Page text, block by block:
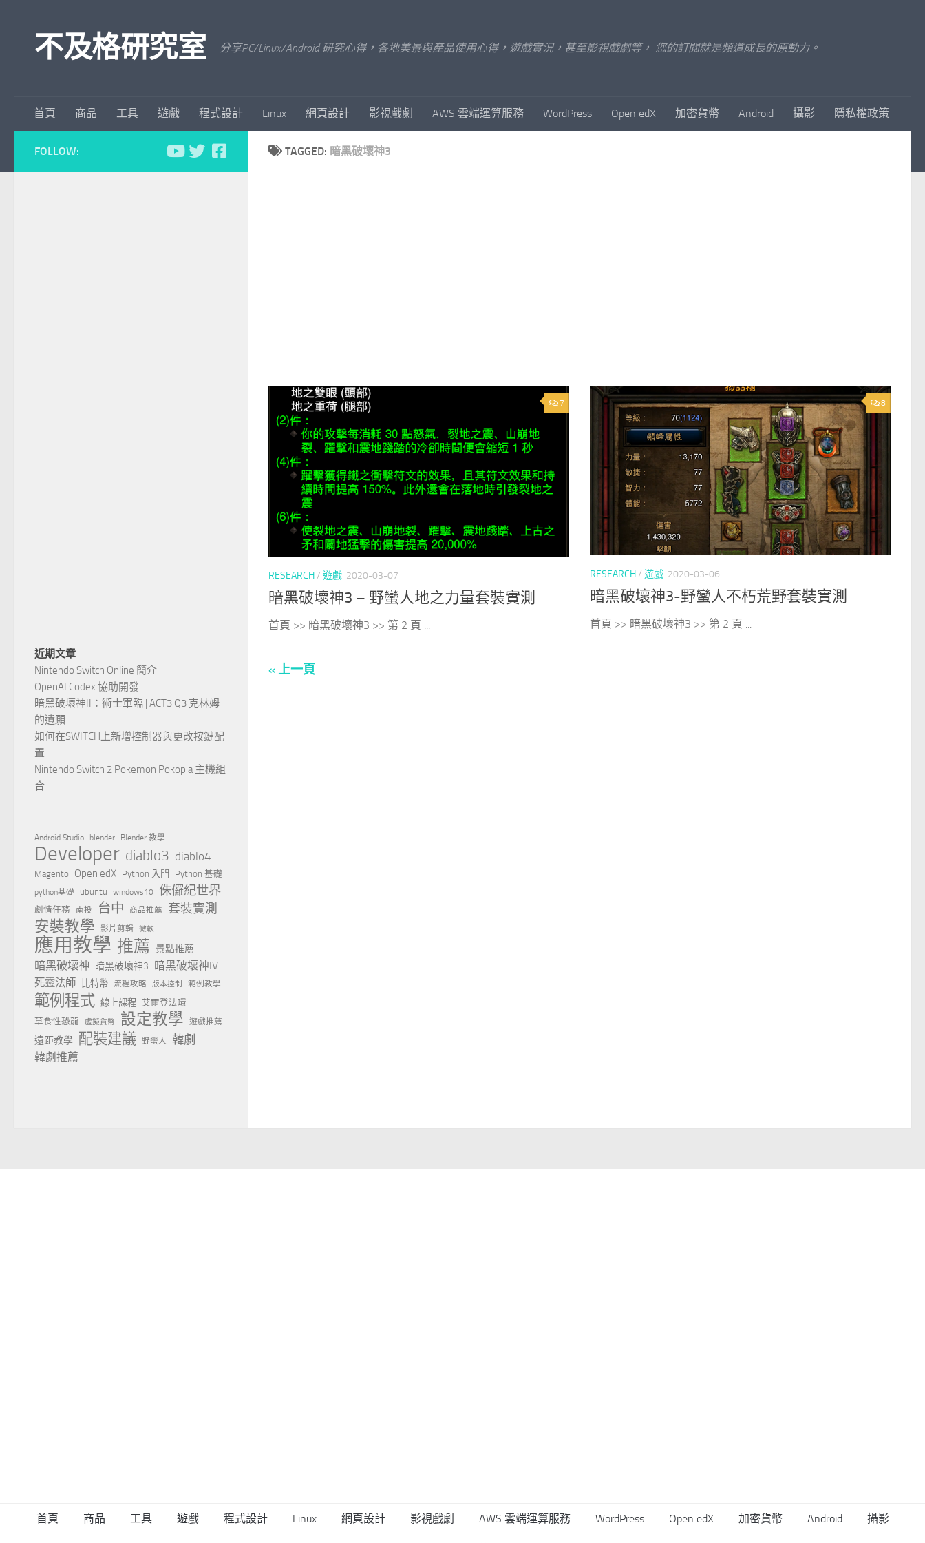
不及格研究室 分享PC/Linux/Android 研究心得，各地美景與產品使用心得，遊戲實況，甚至影視戲劇等， 您的訂閱就是頻道成長的原動力。
首頁 商品 工具 遊戲 程式設計 Linux 網頁設計 影視戲劇 AWS 雲端運算服務 WordPress Open edX 加密貨幣 Android 攝影 隱私權政策
TAGGED: 暗黑破壞神3
7
RESEARCH/ 遊戲 2020-03-07
暗黑破壞神3 – 野蠻人地之力量套裝實測
首頁 >> 暗黑破壞神3 >> 第 2 頁 ...
8
RESEARCH/ 遊戲 2020-03-06
暗黑破壞神3-野蠻人不朽荒野套裝實測
首頁 >> 暗黑破壞神3 >> 第 2 頁 ...
« 上一頁
FOLLOW:
近期文章
Nintendo Switch Online 簡介
OpenAI Codex 協助開發
暗黑破壞神II：術士軍臨 | ACT3 Q3 克林姆
的遺願
如何在SWITCH上新增控制器與更改按鍵配
置
Nintendo Switch 2 Pokemon Pokopia 主機組
合
Android Studio blender Blender 教學
Developer diablo3 diablo4
Magento Open edX Python 入門 Python 基礎
python基礎 ubuntu windows10 侏儸紀世界
劇情任務 南投 台中 商品推薦 套裝實測
安裝教學 影片剪輯 微軟
應用教學 推薦 景點推薦
暗黑破壞神 暗黑破壞神3 暗黑破壞神IV
死靈法師 比特幣 流程攻略 版本控制 範例教學
範例程式 線上課程
艾爾登法環
草食性恐龍
虛擬貨幣 設定教學 遊戲推薦
遠距教學 配裝建議 野蠻人 韓劇
韓劇推薦
首頁 商品 工具 遊戲 程式設計 Linux 網頁設計 影視戲劇 AWS 雲端運算服務 WordPress Open edX 加密貨幣 Android 攝影